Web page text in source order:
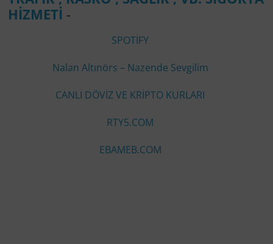
HİZMETİ -
SPOTİFY
Nalan Altınörs – Nazende Sevgilim
CANLI DÖVİZ VE KRİPTO KURLARI
RTY5.COM
EBAMEB.COM